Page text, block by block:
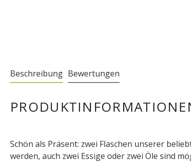
Beschreibung Bewertungen
Schön als Präsent: zwei Flaschen unserer
werden, auch zwei Essige oder zwei Öle sind